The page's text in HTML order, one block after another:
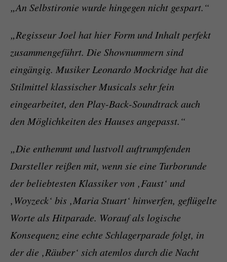
„An Selbstironie wurde hingegen nicht gespart.“
„Regisseur Joel hat hier Form und Inhalt perfekt
zusammengeführt. Die Shownummern sind
eingängig. Musiker Leonardo Mockridge hat die
Stilmittel klassischer Musicals sehr fein
eingearbeitet, den Play-Back-Soundtrack auch
den Möglichkeiten des Hauses angepasst.“
„Die enthemmt und lustvoll auftrumpfenden
Darsteller reißen mit, wenn sie eine Turborunde
der beliebtesten Klassiker von ‚Faust‘ und
‚Woyzeck‘ bis ‚Maria Stuart‘ hinwerfen, geflügelte
Worte als Hitparade. Worauf als logische
Konsequenz eine echte Schlagerparade folgt, in
der die ‚Räuber‘ sich atemlos durch die Nacht